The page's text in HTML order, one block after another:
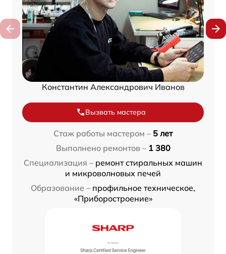
Константин Александрович Иванов
Вызвать мастера
Стаж работы мастером – 5 лет
Выполнено ремонтов – 1 380
Специализация – ремонт стиральных машин
и микроволновых печей
Образование – профильное техническое,
«Приборостроение»